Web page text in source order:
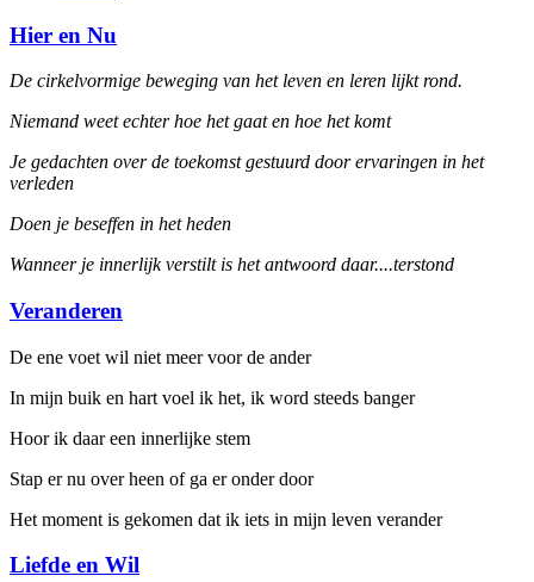
Hier en Nu
De cirkelvormige beweging van het leven en leren lijkt rond.
Niemand weet echter hoe het gaat en hoe het komt
Je gedachten over de toekomst gestuurd door ervaringen in het
verleden
Doen je beseffen in het heden
Wanneer je innerlijk verstilt is het antwoord daar....terstond
Veranderen
De ene voet wil niet meer voor de ander
In mijn buik en hart voel ik het, ik word steeds banger
Hoor ik daar een innerlijke stem
Stap er nu over heen of ga er onder door
Het moment is gekomen dat ik iets in mijn leven verander
Liefde en Wil